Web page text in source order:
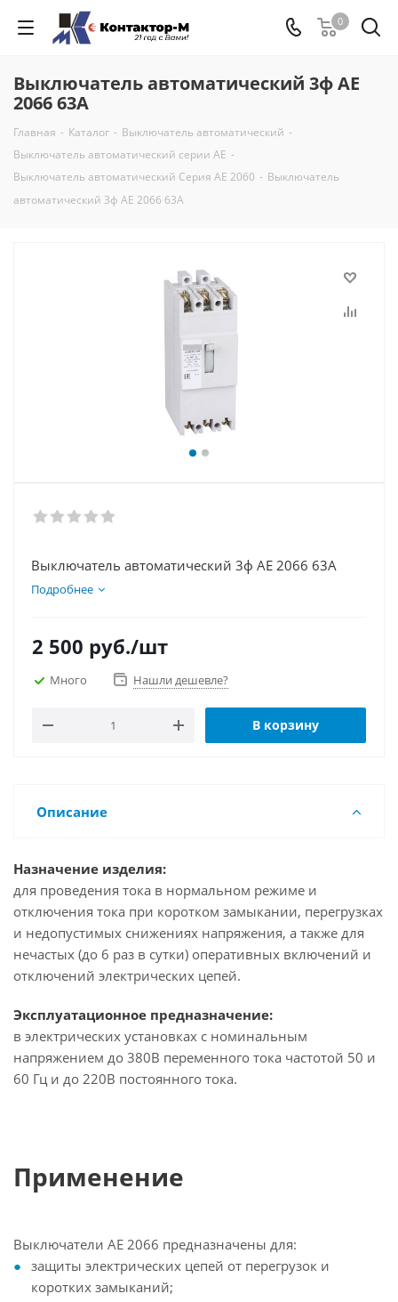
0
Выключатель автоматический 3ф АЕ
2066 63А
Главная - Каталог - Выключатель автоматический -
Выключатель автоматический серии АЕ -
Выключатель автоматический Серия АЕ 2060 - Выключатель
автоматический 3ф АЕ 2066 63А
Выключатель автоматический 3ф АЕ 2066 63А
Подробнее
2 500 руб./шт
Много Нашли дешевле?
В корзину
Описание
Назначение изделия:
для проведения тока в нормальном режиме и
отключения тока при коротком замыкании, перегрузках
и недопустимых снижениях напряжения, а также для
нечастых (до 6 раз в сутки) оперативных включений и
отключений электрических цепей.
Эксплуатационное предназначение:
в электрических установках с номинальным
напряжением до 380В переменного тока частотой 50 и
60 Гц и до 220В постоянного тока.
Применение
Выключатели АЕ 2066 предназначены для:
защиты электрических цепей от перегрузок и
коротких замыканий;